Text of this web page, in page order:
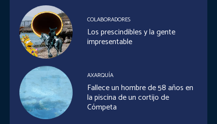
COLABORADORES
Los prescindibles y la gente
impresentable
AXARQUÍA
Fallece un hombre de 58 años en
la piscina de un cortijo de
Cómpeta